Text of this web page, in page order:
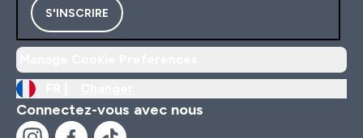
S'INSCRIRE
Connectez-vous avec nous